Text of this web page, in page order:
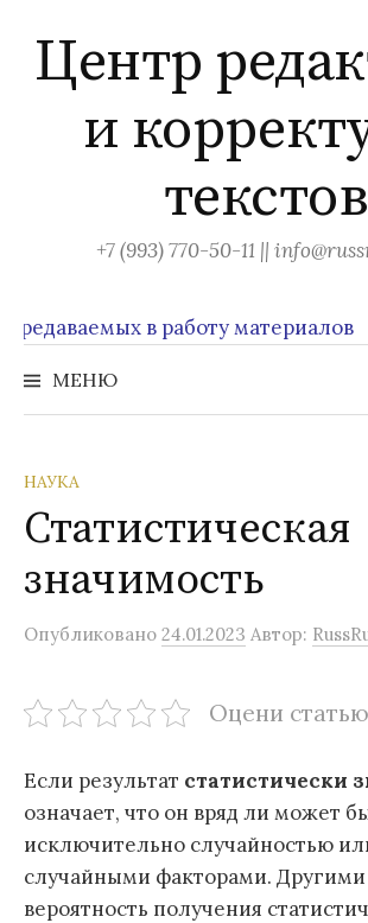
содержимому
Центр
и
текстов
+7 (993) 770-50-11 ||
в работу материалов
МЕНЮ
НАУКА
Статистическая
значимость
Опубликовано 24.01.2023 Автор:
Оцени статью
Если результат статистически
означает, что он вряд ли может
исключительно случайностью
случайными факторами. Другими
вероятность получения